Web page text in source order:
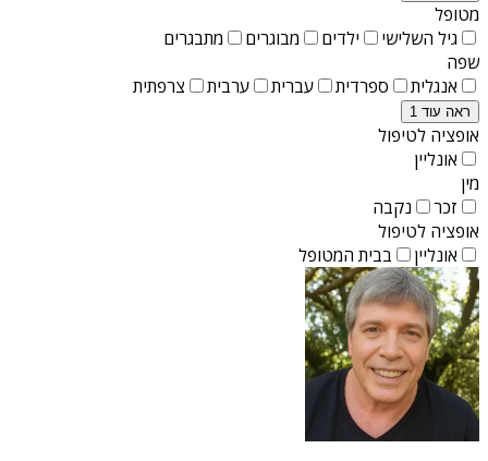
מטופל
גיל השלישי
ילדים מבוגרים
מתבגרים
שפה
אנגלית
ספרדית עברית ערבית צרפתית
ראה עוד 1
אופציה לטיפול
אונליין
מין
זכר
נקבה
אופציה לטיפול
אונליין
בבית המטופל